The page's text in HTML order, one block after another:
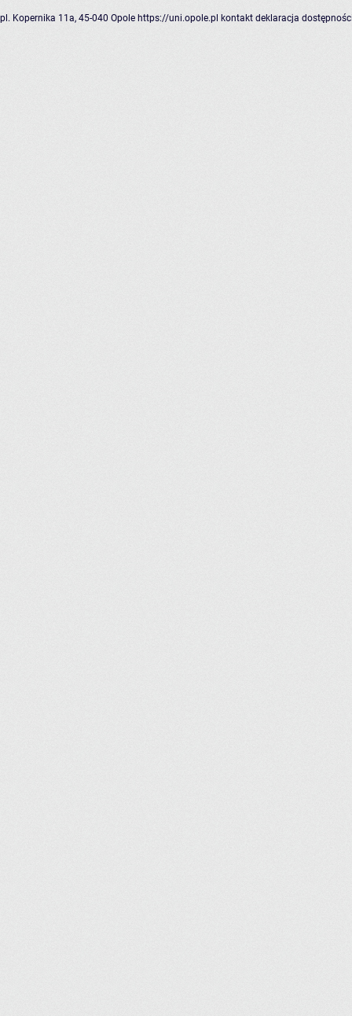
pl. Kopernika 11a, 45-040 Opole https://uni.opole.pl kontakt deklaracja